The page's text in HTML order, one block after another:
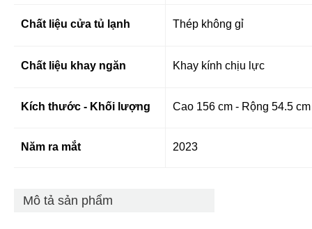
Chất liệu cửa tủ lạnh Thép không gỉ
Chất liệu khay ngăn Khay kính chịu lực
Kích thước - Khối lượng Cao 156 cm - Rộng 54.5
Năm ra mắt 2023
Mô tả sản phẩm